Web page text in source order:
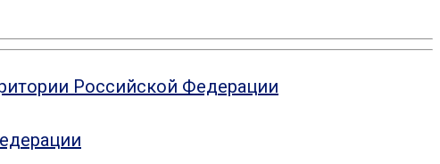
Российской Федерации